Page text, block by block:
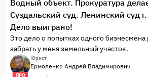
Водный объект. Прокуратура
Суздальский суд. Ленинский суд
Дело выиграно!
Это дело о попытках одного
забрать у меня земельный участок.
ПРО
Юрист
Ермоленко Андрей Владимирович